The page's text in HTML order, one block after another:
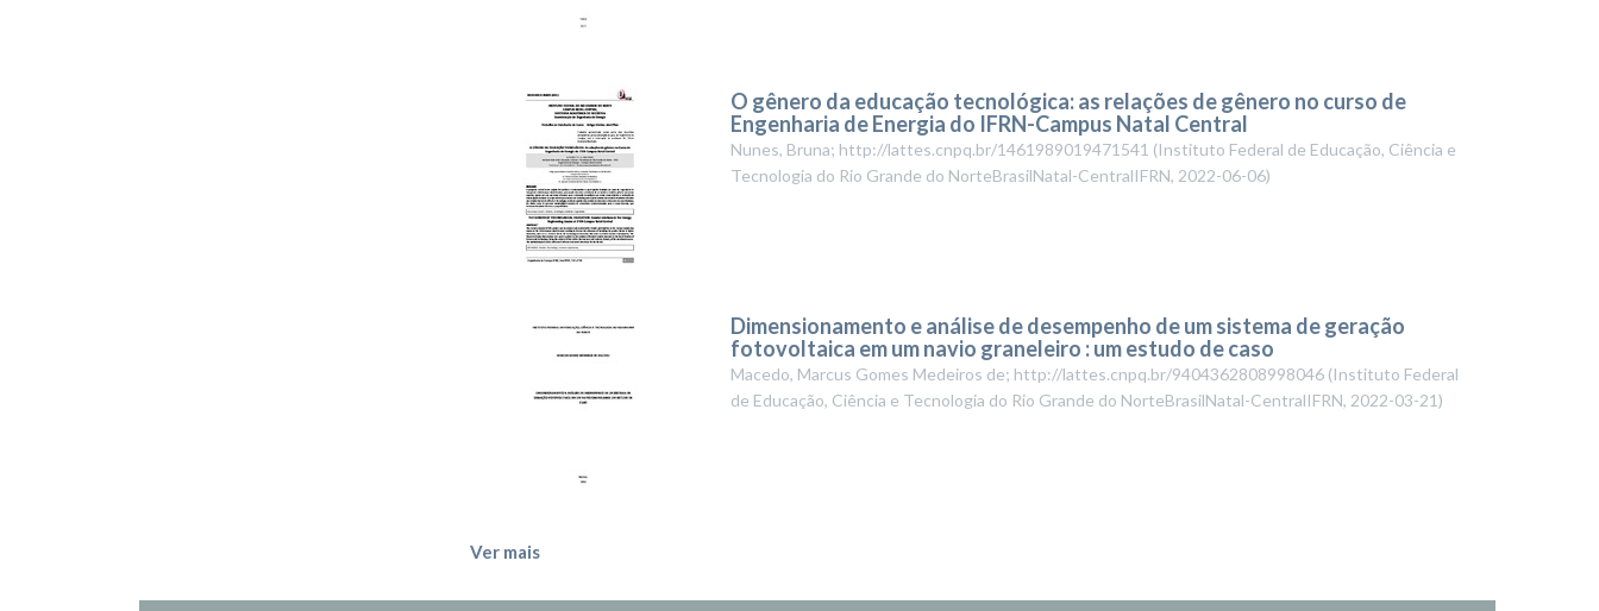
O gênero da educação tecnológica: as relações de gênero no curso de
Engenharia de Energia do IFRN-Campus Natal Central
Nunes, Bruna; http://lattes.cnpq.br/1461989019471541 (Instituto Federal de Educação, Ciência e
Tecnologia do Rio Grande do NorteBrasilNatal-CentralIFRN, 2022-06-06)
Dimensionamento e análise de desempenho de um sistema de geração
fotovoltaica em um navio graneleiro : um estudo de caso
Macedo, Marcus Gomes Medeiros de; http://lattes.cnpq.br/9404362808998046 (Instituto Federal
de Educação, Ciência e Tecnologia do Rio Grande do NorteBrasilNatal-CentralIFRN, 2022-03-21)
Ver mais